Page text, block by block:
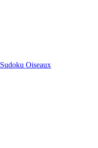
Sudoku Oiseaux